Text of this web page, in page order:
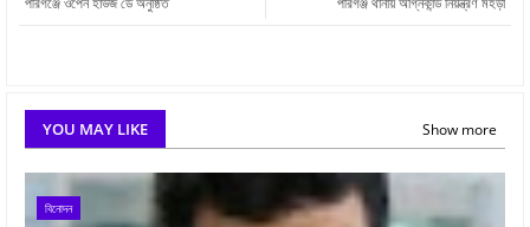
YOU MAY LIKE Show more
বিনোদন